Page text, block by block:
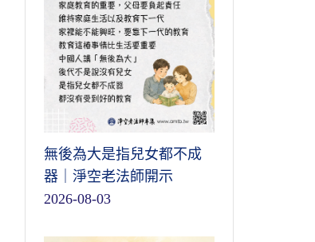
無後為大是指兒女都不成
器｜淨空老法師開示
2026-08-03